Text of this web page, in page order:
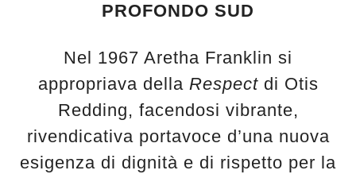
PROFONDO SUD
Nel 1967 Aretha Franklin si
appropriava della Respectdi Otis
Redding, facendosi vibrante,
rivendicativa portavoce d’una nuova
esigenza di dignità e di rispetto per la